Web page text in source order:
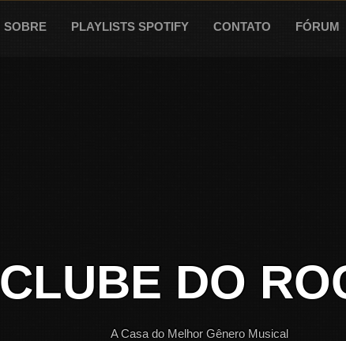
SOBRE PLAYLISTS SPOTIFY CONTATO FÓRUM
CLUBE DO
A Casa do Melhor Gênero Musical